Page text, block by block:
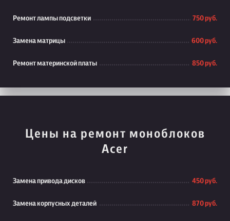
Ремонт лампы подсветки 750 руб.
Замена матрицы 600 руб.
Ремонт материнской платы 850 руб.
Цены на ремонт моноблоков
Acer
Замена привода дисков 450 руб.
Замена корпусных деталей 870 руб.